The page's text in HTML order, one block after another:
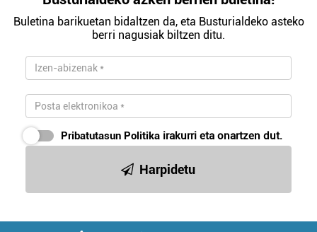
Buletina barikuetan bidaltzen da, eta Busturialdeko asteko
berri nagusiak biltzen ditu.
Pribatutasun Politika irakurri eta onartzen dut.
Harpidetu